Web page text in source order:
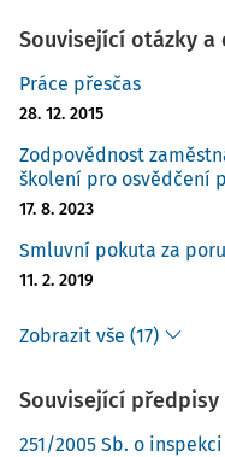
Související otázky a
Práce přesčas
28. 12. 2015
Zodpovědnost
školení pro osvědčení
17. 8. 2023
Smluvní pokuta za
11. 2. 2019
Zobrazit vše (17)
Související předpisy
251/2005 Sb. o